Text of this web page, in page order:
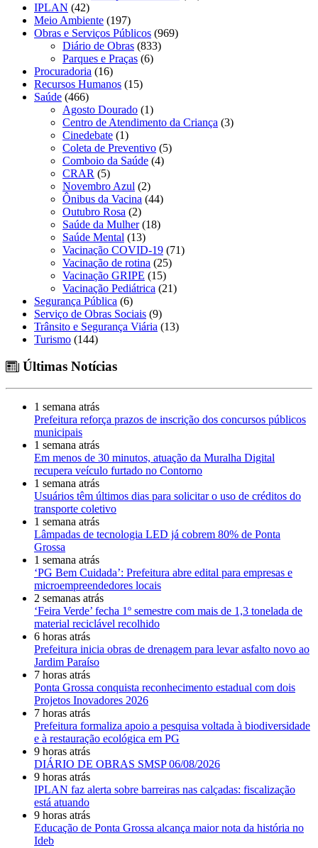
IPLAN (42)
Meio Ambiente (197)
Obras e Serviços Públicos (969)
Diário de Obras (833)
Parques e Praças (6)
Procuradoria (16)
Recursos Humanos (15)
Saúde (466)
Agosto Dourado (1)
Centro de Atendimento da Criança (3)
Cinedebate (1)
Coleta de Preventivo (5)
Comboio da Saúde (4)
CRAR (5)
Novembro Azul (2)
Ônibus da Vacina (44)
Outubro Rosa (2)
Saúde da Mulher(18)
Saúde Mental (13)
Vacinação COVID-19 (71)
Vacinação de rotina (25)
Vacinação GRIPE (15)
Vacinação Pediátrica (21)
Segurança Pública (6)
Serviço de Obras Sociais (9)
Trânsito e Segurança Viária (13)
Turismo (144)
Últimas Notícias
1 semana atrás
Prefeitura reforça prazos de inscrição dos concursos públicos
municipais
1 semana atrás
Em menos de 30 minutos, atuação da Muralha Digital
recupera veículo furtado no Contorno
1 semana atrás
Usuários têm últimos dias para solicitar o uso de créditos do
transporte coletivo
1 semana atrás
Lâmpadas de tecnologia LED já cobrem 80% de Ponta
Grossa
1 semana atrás
‘PG Bem Cuidada’: Prefeitura abre edital para empresas e
microempreendedores locais
2 semanas atrás
‘Feira Verde’ fecha 1º semestre com mais de 1,3 tonelada de
material reciclável recolhido
6 horas atrás
Prefeitura inicia obras de drenagem para levar asfalto novo ao
Jardim Paraíso
7 horas atrás
Ponta Grossa conquista reconhecimento estadual com dois
Projetos Inovadores 2026
7 horas atrás
Prefeitura formaliza apoio a pesquisa voltada à biodiversidade
e à restauração ecológica em PG
9 horas atrás
DIÁRIO DE OBRAS SMSP 06/08/2026
9 horas atrás
IPLAN faz alerta sobre barreiras nas calçadas: fiscalização
está atuando
9 horas atrás
Educação de Ponta Grossa alcança maior nota da história no
Ideb